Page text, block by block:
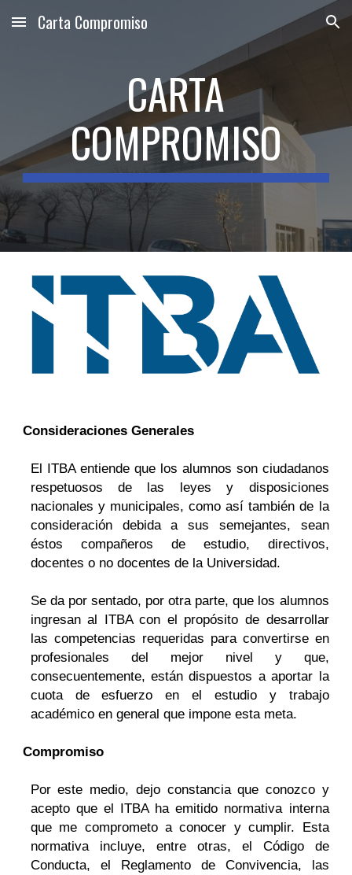
Skip to main content Skip to navigation
Carta Compromiso
CARTA
COMPROMISO
Consideraciones Generales
El ITBA entiende que los alumnos son ciudadanos
respetuosos de las leyes y disposiciones
nacionales y municipales, como así también de la
consideración debida a sus semejantes, sean
éstos compañeros de estudio, directivos,
docentes o no docentes de la Universidad.
Se da por sentado, por otra parte, que los alumnos
ingresan al ITBA con el propósito de desarrollar
las competencias requeridas para convertirse en
profesionales del mejor nivel y que,
consecuentemente, están dispuestos a aportar la
cuota de esfuerzo en el estudio y trabajo
académico en general que impone esta meta.
Compromiso
Por este medio, dejo constancia que conozco y
acepto que el ITBA ha emitido normativa interna
que me comprometo a conocer y cumplir. Esta
normativa incluye, entre otras, el Código de
Conducta, el Reglamento de Convivencia, las